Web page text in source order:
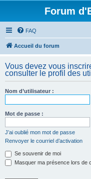
Forum
FAQ
Accueil du forum
Vous devez vous
consulter le profil des
Nom d’utilisateur :
Mot de passe :
J’ai oublié mon mot de passe
Renvoyer le courriel d’activation
Se souvenir de moi
Masquer ma présence lors de